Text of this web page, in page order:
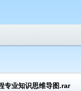
专业知识思维导图.rar